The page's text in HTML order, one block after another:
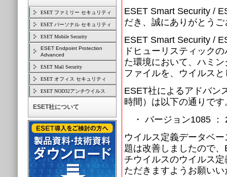
ESET ファミリー セキュリティ
ESET パーソナル セキュリティ
ESET Mobile Security
ESET Endpoint Protection
Advanced
ESET Mail Security
ESET オフィス セキュリティ
ESET NOD32アンチウイルス
ESET社について
ESET Smart Security /
だき、誠にありがとう
ESET Smart Security /
ドヒューリスティック
た環境において、ハミ
ファイルを、ウイルス
ESET社によるアドバン
時間）は以下の通りです
・ バージョン1085 ：
ウイルス定義データベ
題は改善しましたので
チウイルスのウイルス
ただきますようお願い